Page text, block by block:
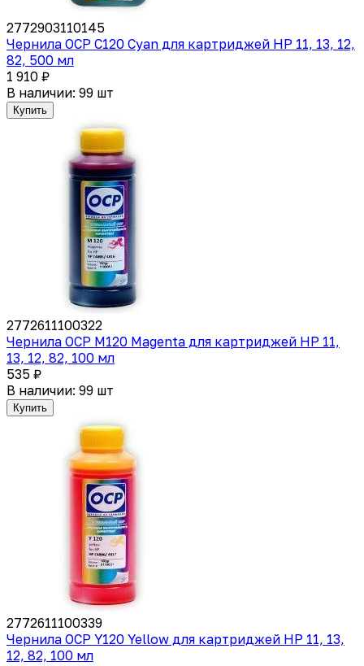
2772903110145
Чернила OCP C120 Cyan для картриджей HP 11, 13, 12,
82, 500 мл
1 910 ₽
В наличии: 99 шт
Купить
2772611100322
Чернила OCP M120 Magenta для картриджей HP 11,
13, 12, 82, 100 мл
535 ₽
В наличии: 99 шт
Купить
2772611100339
Чернила OCP Y120 Yellow для картриджей HP 11, 13,
12, 82, 100 мл